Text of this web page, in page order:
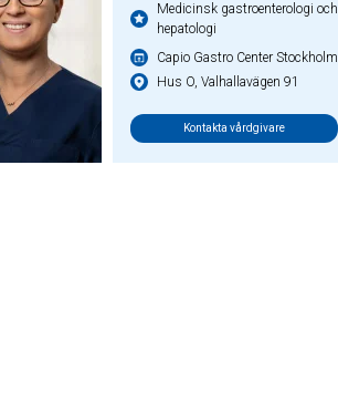
Medicinsk gastroenterologi och
hepatologi
Capio Gastro Center Stockholm
Hus O, Valhallavägen 91
Kontakta vårdgivare